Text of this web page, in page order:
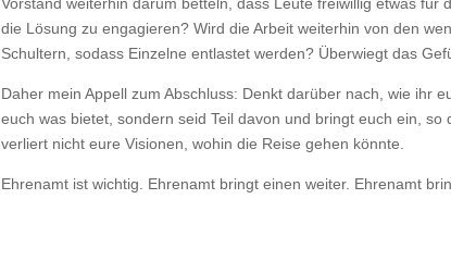
Vorstand weiterhin darum betteln, dass Leute freiwillig etwas
die Lösung zu engagieren? Wird die Arbeit weiterhin von den
Schultern, sodass Einzelne entlastet werden? Überwiegt das
Daher mein Appell zum Abschluss: Denkt darüber nach, wie ihr
euch was bietet, sondern seid Teil davon und bringt euch ein,
verliert nicht eure Visionen, wohin die Reise gehen könnte.
Ehrenamt ist wichtig. Ehrenamt bringt einen weiter. Ehrenamt